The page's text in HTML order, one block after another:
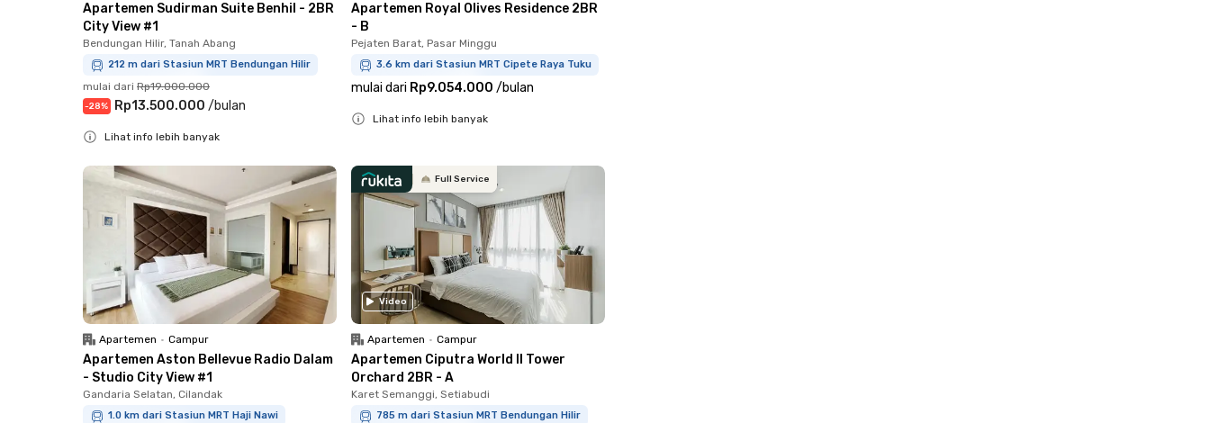
Apartemen Sudirman Suite Benhil - 2BR
City View #1
Bendungan Hilir, Tanah Abang
212 m dari Stasiun MRT Bendungan Hilir
mulai dari Rp19.000.000
-28% Rp13.500.000 /bulan
Lihat info lebih banyak
Apartemen Royal Olives Residence 2BR
- B
Pejaten Barat, Pasar Minggu
3.6 km dari Stasiun MRT Cipete Raya Tuku
mulai dari Rp9.054.000 /bulan
Lihat info lebih banyak
Apartemen • Campur
Apartemen Aston Bellevue Radio Dalam
- Studio City View #1
Gandaria Selatan, Cilandak
1.0 km dari Stasiun MRT Haji Nawi
Full Service
Video
Apartemen • Campur
Apartemen Ciputra World II Tower
Orchard 2BR - A
Karet Semanggi, Setiabudi
785 m dari Stasiun MRT Bendungan Hilir